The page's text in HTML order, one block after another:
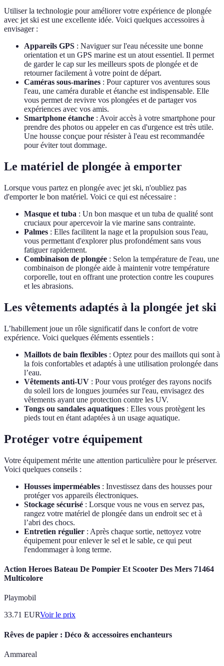
Utiliser la technologie pour améliorer votre expérience de plongée
avec jet ski est une excellente idée. Voici quelques accessoires à
envisager :
Appareils GPS : Naviguer sur l'eau nécessite une bonne
orientation et un GPS marine est un atout essentiel. Il permet
de garder le cap sur les meilleurs spots de plongée et de
retourner facilement à votre point de départ.
Caméras sous-marines : Pour capturer vos aventures sous
l'eau, une caméra durable et étanche est indispensable. Elle
vous permet de revivre vos plongées et de partager vos
expériences avec vos amis.
Smartphone étanche : Avoir accès à votre smartphone pour
prendre des photos ou appeler en cas d'urgence est très utile.
Une housse conçue pour résister à l'eau est recommandée
pour éviter tout dommage.
Le matériel de plongée à emporter
Lorsque vous partez en plongée avec jet ski, n'oubliez pas
d'emporter le bon matériel. Voici ce qui est nécessaire :
Masque et tuba : Un bon masque et un tuba de qualité sont
cruciaux pour apercevoir la vie marine sans contrainte.
Palmes : Elles facilitent la nage et la propulsion sous l'eau,
vous permettant d'explorer plus profondément sans vous
fatiguer rapidement.
Combinaison de plongée : Selon la température de l'eau, une
combinaison de plongée aide à maintenir votre température
corporelle, tout en offrant une protection contre les coupures
et les abrasions.
Les vêtements adaptés à la plongée jet ski
L’habillement joue un rôle significatif dans le confort de votre
expérience. Voici quelques éléments essentiels :
Maillots de bain flexibles : Optez pour des maillots qui sont à
la fois confortables et adaptés à une utilisation prolongée dans
l’eau.
Vêtements anti-UV : Pour vous protéger des rayons nocifs
du soleil lors de longues journées sur l'eau, envisagez des
vêtements ayant une protection contre les UV.
Tongs ou sandales aquatiques : Elles vous protègent les
pieds tout en étant adaptées à un usage aquatique.
Protéger votre équipement
Votre équipement mérite une attention particulière pour le préserver.
Voici quelques conseils :
Housses imperméables : Investissez dans des housses pour
protéger vos appareils électroniques.
Stockage sécurisé : Lorsque vous ne vous en servez pas,
rangez votre matériel de plongée dans un endroit sec et à
l’abri des chocs.
Entretien régulier : Après chaque sortie, nettoyez votre
équipement pour enlever le sel et le sable, ce qui peut
l'endommager à long terme.
Action Heroes Bateau De Pompier Et Scooter Des Mers 71464
Multicolore
Playmobil
33.71 EURVoir le prix
Rêves de papier : Déco & accessoires enchanteurs
Ammareal